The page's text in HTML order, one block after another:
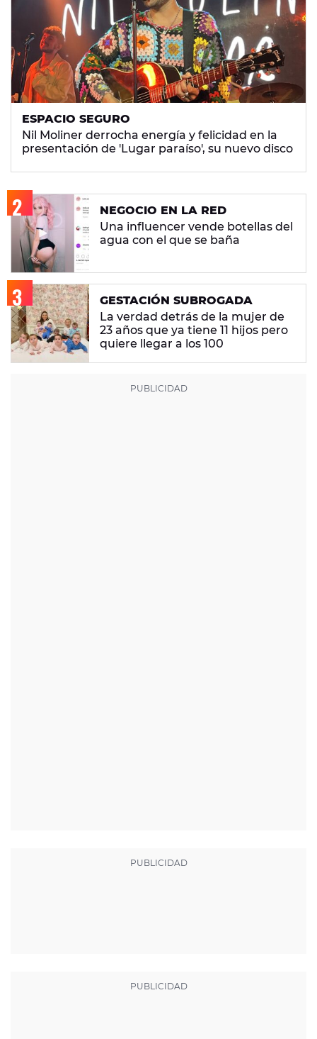
ESPACIO SEGURO
Nil Moliner derrocha energía y felicidad en la
presentación de 'Lugar paraíso', su nuevo disco
NEGOCIO EN LA RED
Una influencer vende botellas del
agua con el que se baña
GESTACIÓN SUBROGADA
La verdad detrás de la mujer de
23 años que ya tiene 11 hijos pero
quiere llegar a los 100